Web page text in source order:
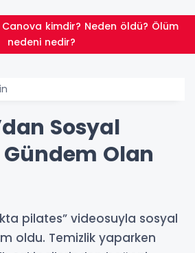
nedeni nedir?
Sosyal
Olan
pilates” videosuyla sosyal
oldu. Temizlik yaparken